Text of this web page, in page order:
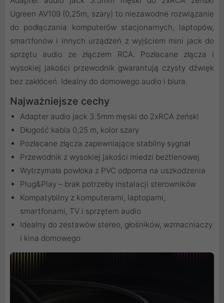
Ugreen AV109 (0,25m, szary) to niezawodne rozwiązanie
do podłączania komputerów stacjonarnych, laptopów,
smartfonów i innych urządzeń z wyjściem mini jack do
sprzętu audio ze złączem RCA. Pozłacane złącza i
wysokiej jakości przewodnik gwarantują czysty dźwięk
bez zakłóceń. Idealny do domowego audio i biura.
Najważniejsze cechy
Adapter audio jack 3.5mm męski do 2xRCA żeński
Długość kabla 0,25 m, kolor szary
Pozłacane złącza zapewniające stabilny sygnał
Przewodnik z wysokiej jakości miedzi beztlenowej
Wytrzymała powłoka z PVC odporna na uszkodzenia
Plug&Play – brak potrzeby instalacji sterowników
Kompatybilny z komputerami, laptopami,
smartfonami, TV i sprzętem audio
Idealny do zestawów stereo, głośników, wzmacniaczy
i kina domowego